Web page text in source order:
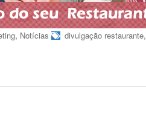
, Notícias divulgação restaurante,